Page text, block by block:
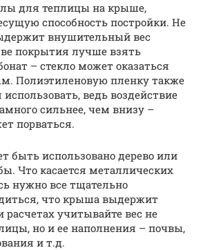
для теплицы на крыше,
способность постройки. Не
внушительный вес
покрытия лучше взять
– стекло может оказаться
Полиэтиленовую пленку также
ведь воздействие
сильнее, чем внизу –
порваться.
быть использовано дерево или
Что касается металлических
нужно все тщательно
что крыша выдержит
расчетах учитывайте вес не
но и ее наполнения – почвы,
и т.д.